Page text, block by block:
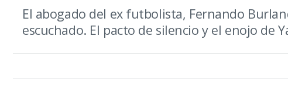
El abogado del ex futbolista, Fernando
escuchado. El pacto de silencio y el enojo de